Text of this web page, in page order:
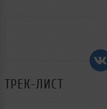
ТРЕК-ЛИСТ